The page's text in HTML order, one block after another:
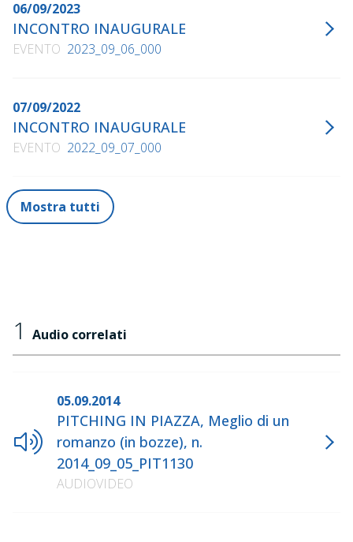
06/09/2023
INCONTRO INAUGURALE
EVENTO 2023_09_06_000
07/09/2022
INCONTRO INAUGURALE
EVENTO 2022_09_07_000
Mostra tutti
1 Audio correlati
05.09.2014
PITCHING IN PIAZZA, Meglio di un
romanzo (in bozze), n.
2014_09_05_PIT1130
AUDIOVIDEO